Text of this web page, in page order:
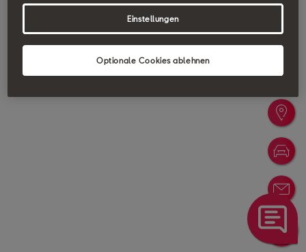
Optionale Cookies ablehnen
Einstellungen